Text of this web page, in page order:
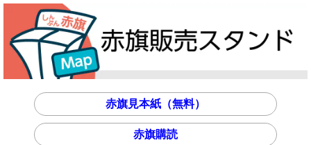
赤旗見本紙（無料）
赤旗購読